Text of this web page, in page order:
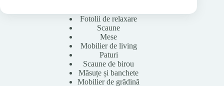
Fotolii de relaxare
Scaune
Mese
Mobilier de living
Paturi
Scaune de birou
Măsuțe și banchete
Mobilier de grădină